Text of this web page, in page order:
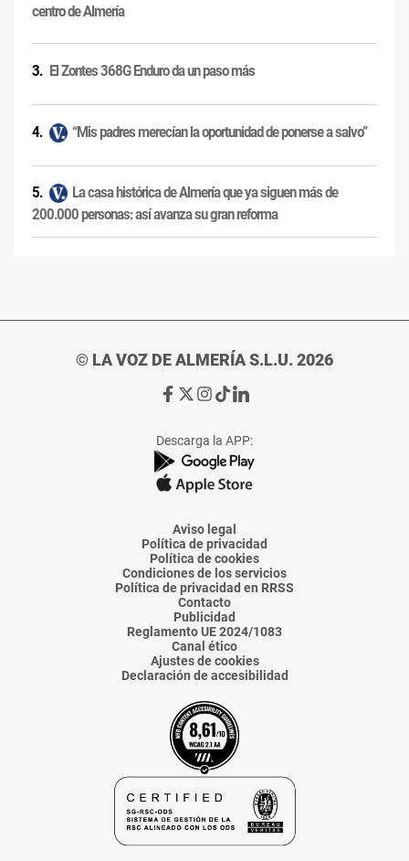
centro de Almería
El Zontes 368G Enduro da un paso más
“Mis padres merecían la oportunidad de ponerse a salvo”
La casa histórica de Almería que ya siguen más de
200.000 personas: así avanza su gran reforma
© LA VOZ DE ALMERÍA S.L.U. 2026
Ir
de
La
Voz
Almería
Ir
de
La
Voz
Almería
Ir
de
La
Voz
Almería
Ir
de
La
Voz
Almería
Ir
de
La
Voz
Descarga la APP:
Aviso legal
Política de privacidad
Política de cookies
Condiciones de los servicios
Política de privacidad en RRSS
Contacto
Publicidad
Reglamento UE 2024/1083
Canal ético
Ajustes de cookies
Declaración de accesibilidad